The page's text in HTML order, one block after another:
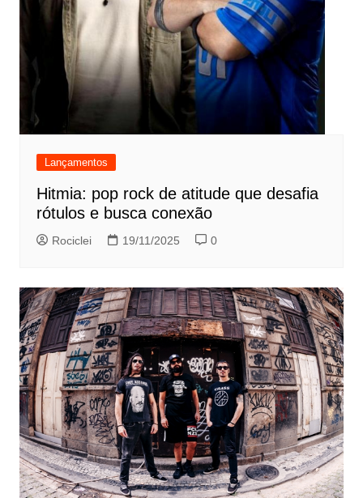
Lançamentos
Hitmia: pop rock de atitude que desafia
rótulos e busca conexão
Rociclei 19/11/2025 0